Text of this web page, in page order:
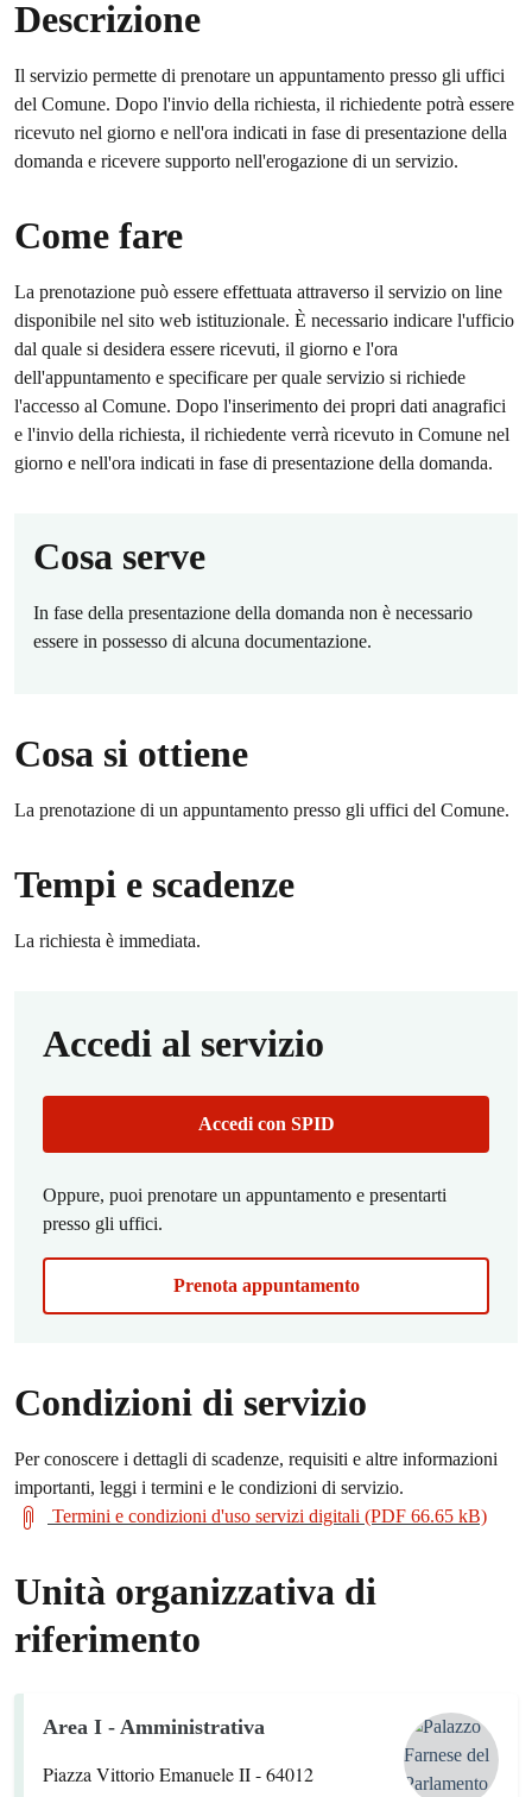
Descrizione
Il servizio permette di prenotare un appuntamento presso gli uffici
del Comune. Dopo l'invio della richiesta, il richiedente potrà essere
ricevuto nel giorno e nell'ora indicati in fase di presentazione della
domanda e ricevere supporto nell'erogazione di un servizio.
Come fare
La prenotazione può essere effettuata attraverso il servizio on line
disponibile nel sito web istituzionale. È necessario indicare l'ufficio
dal quale si desidera essere ricevuti, il giorno e l'ora
dell'appuntamento e specificare per quale servizio si richiede
l'accesso al Comune. Dopo l'inserimento dei propri dati anagrafici
e l'invio della richiesta, il richiedente verrà ricevuto in Comune nel
giorno e nell'ora indicati in fase di presentazione della domanda.
Cosa serve
In fase della presentazione della domanda non è necessario
essere in possesso di alcuna documentazione.
Cosa si ottiene
La prenotazione di un appuntamento presso gli uffici del Comune.
Tempi e scadenze
La richiesta è immediata.
Accedi al servizio
Accedi con SPID
Oppure, puoi prenotare un appuntamento e presentarti
presso gli uffici.
Prenota appuntamento
Condizioni di servizio
Per conoscere i dettagli di scadenze, requisiti e altre informazioni
importanti, leggi i termini e le condizioni di servizio.
Termini e condizioni d'uso servizi digitali (PDF 66.65 kB)
Unità organizzativa di
riferimento
Area I - Amministrativa
Piazza Vittorio Emanuele II - 64012